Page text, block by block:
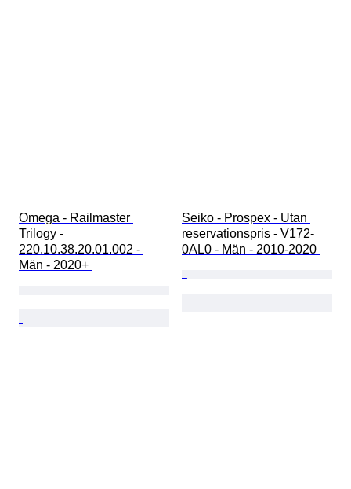
Omega - Railmaster
Trilogy -
220.10.38.20.01.002 -
Män - 2020+
Seiko - Prospex - Utan
reservationspris - V172-
0AL0 - Män - 2010-2020